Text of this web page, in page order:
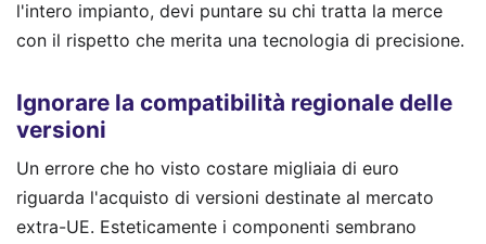
l'intero impianto, devi puntare su chi tratta la merce
con il rispetto che merita una tecnologia di precisione.
Ignorare la compatibilità regionale delle
versioni
Un errore che ho visto costare migliaia di euro
riguarda l'acquisto di versioni destinate al mercato
extra-UE. Esteticamente i componenti sembrano